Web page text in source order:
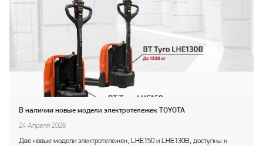
В наличии новые модели электротележек TOYOTA
24 Апреля 2026
Две новые модели электротележек, LHE150 и LHE130B, доступны к